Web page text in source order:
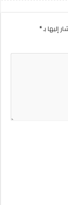
إليها بـ*